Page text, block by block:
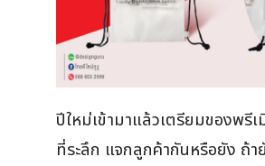
ปีใหม่เข้ามาแล้วเตรียมของพรี
ที่ระลึก แจกลูกค้ากันหรือยัง ถ้า